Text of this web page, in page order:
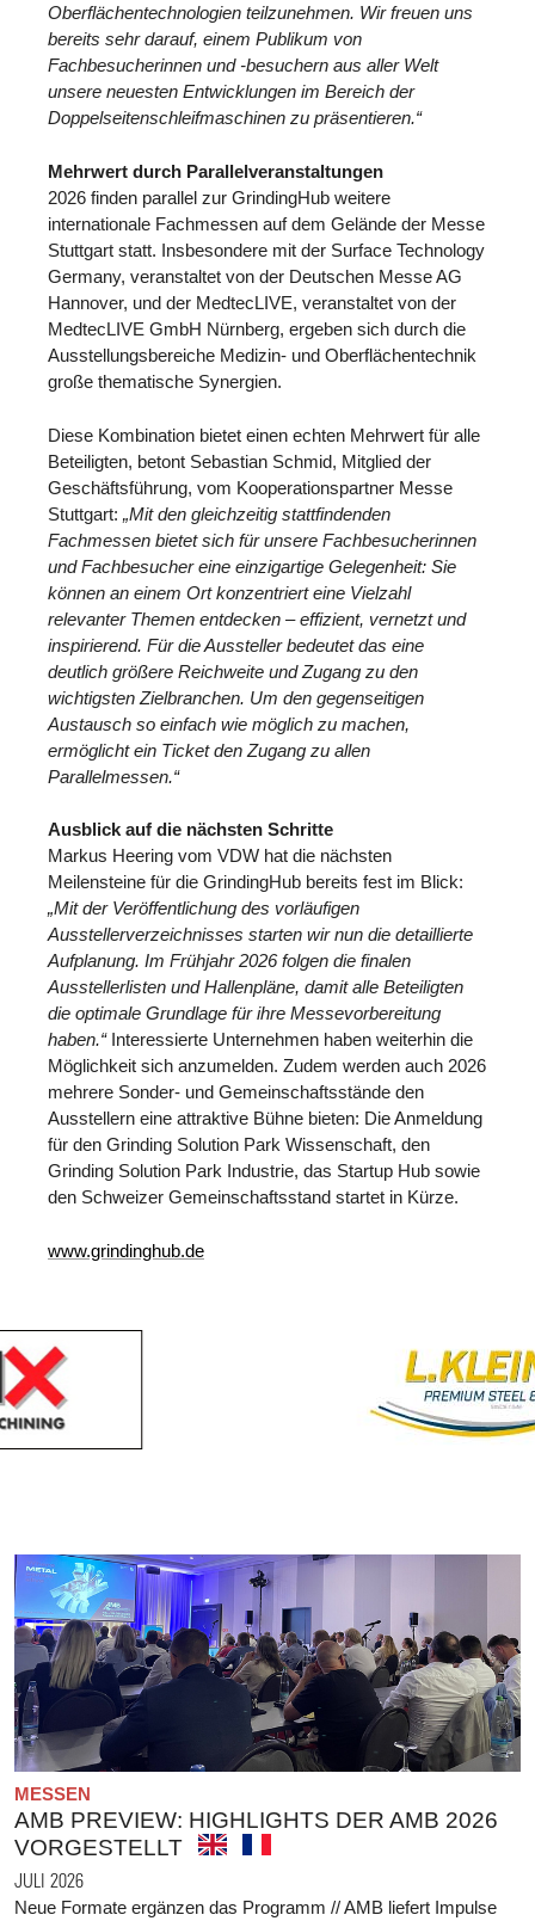
Oberflächentechnologien teilzunehmen. Wir freuen uns
bereits sehr darauf, einem Publikum von
Fachbesucherinnen und -besuchern aus aller Welt
unsere neuesten Entwicklungen im Bereich der
Doppelseitenschleifmaschinen zu präsentieren.“
Mehrwert durch Parallelveranstaltungen
2026 finden parallel zur GrindingHub weitere
internationale Fachmessen auf dem Gelände der Messe
Stuttgart statt. Insbesondere mit der Surface Technology
Germany, veranstaltet von der Deutschen Messe AG
Hannover, und der MedtecLIVE, veranstaltet von der
MedtecLIVE GmbH Nürnberg, ergeben sich durch die
Ausstellungsbereiche Medizin- und Oberflächentechnik
große thematische Synergien.
Diese Kombination bietet einen echten Mehrwert für alle
Beteiligten, betont Sebastian Schmid, Mitglied der
Geschäftsführung, vom Kooperationspartner Messe
Stuttgart: „Mit den gleichzeitig stattfindenden
Fachmessen bietet sich für unsere Fachbesucherinnen
und Fachbesucher eine einzigartige Gelegenheit: Sie
können an einem Ort konzentriert eine Vielzahl
relevanter Themen entdecken – effizient, vernetzt und
inspirierend. Für die Aussteller bedeutet das eine
deutlich größere Reichweite und Zugang zu den
wichtigsten Zielbranchen. Um den gegenseitigen
Austausch so einfach wie möglich zu machen,
ermöglicht ein Ticket den Zugang zu allen
Parallelmessen.“
Ausblick auf die nächsten Schritte
Markus Heering vom VDW hat die nächsten
Meilensteine für die GrindingHub bereits fest im Blick:
„Mit der Veröffentlichung des vorläufigen
Ausstellerverzeichnisses starten wir nun die detaillierte
Aufplanung. Im Frühjahr 2026 folgen die finalen
Ausstellerlisten und Hallenpläne, damit alle Beteiligten
die optimale Grundlage für ihre Messevorbereitung
haben.“ Interessierte Unternehmen haben weiterhin die
Möglichkeit sich anzumelden. Zudem werden auch 2026
mehrere Sonder- und Gemeinschaftsstände den
Ausstellern eine attraktive Bühne bieten: Die Anmeldung
für den Grinding Solution Park Wissenschaft, den
Grinding Solution Park Industrie, das Startup Hub sowie
den Schweizer Gemeinschaftsstand startet in Kürze.
www.grindinghub.de
MESSEN
AMB PREVIEW: HIGHLIGHTS DER AMB 2026
VORGESTELLT
JULI 2026
Neue Formate ergänzen das Programm // AMB liefert Impulse